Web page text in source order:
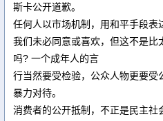
斯卡公开道歉。
任何人以市场机制，用和平手段表
我们未必同意或喜欢，但这不是比
吗? 一个成年人的言
行当然要受检验，公众人物更要
暴力对待。
消费者的公开抵制，不正是民主社